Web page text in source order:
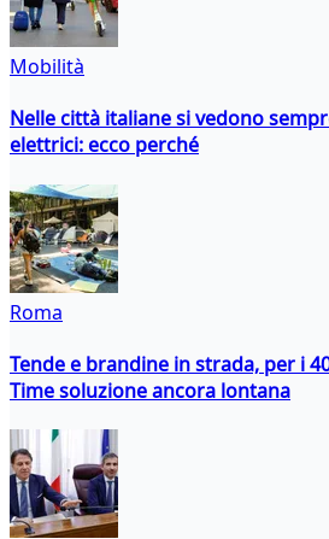
Mobilità
Nelle città italiane si vedono
elettrici: ecco perché
Roma
Tende e brandine in strada, per i
Time soluzione ancora lontana